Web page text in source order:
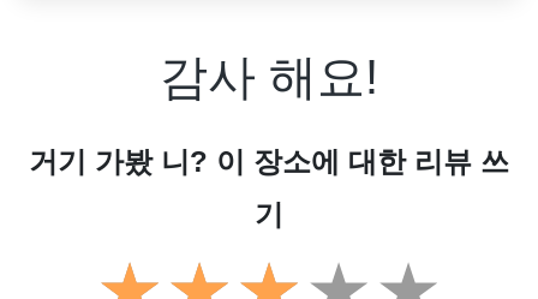
감사 해요!
거기 가봤 니? 이 장소에 대한 리뷰 쓰
기